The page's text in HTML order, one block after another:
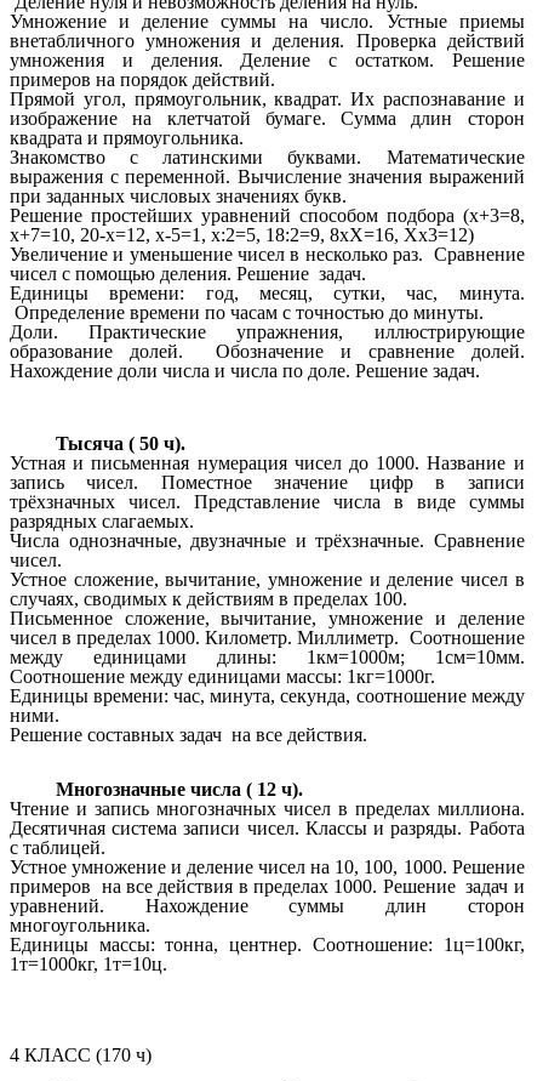
Умножение и деление суммы на число. Устные приемы
внетабличного умножения и деления. Проверка действий
умножения и деления. Деление с остатком. Решение
примеров на порядок действий.
Прямой угол, прямоугольник, квадрат. Их распознавание и
изображение на клетчатой бумаге. Сумма длин сторон
квадрата и прямоугольника.
Знакомство с латинскими буквами. Математические
выражения с переменной. Вычисление значения выражений
при заданных числовых значениях букв.
Решение простейших уравнений способом подбора (х+3=8,
х+7=10, 20-х=12, х-5=1, х:2=5, 18:2=9, 8хХ=16, Хх3=12)
Увеличение и уменьшение чисел в несколько раз. Сравнение
чисел с помощью деления. Решение задач.
Единицы времени: год, месяц, сутки, час, минута.
Определение времени по часам с точностью до минуты.
Доли. Практические упражнения, иллюстрирующие
образование долей. Обозначение и сравнение долей.
Нахождение доли числа и числа по доле. Решение задач.
Тысяча ( 50 ч).
Устная и письменная нумерация чисел до 1000. Название и
запись чисел. Поместное значение цифр в записи
трёхзначных чисел. Представление числа в виде суммы
разрядных слагаемых.
Числа однозначные, двузначные и трёхзначные. Сравнение
чисел.
Устное сложение, вычитание, умножение и деление чисел в
случаях, сводимых к действиям в пределах 100.
Письменное сложение, вычитание, умножение и деление
чисел в пределах 1000. Километр. Миллиметр. Соотношение
между единицами длины: 1км=1000м; 1см=10мм.
Соотношение между единицами массы: 1кг=1000г.
Единицы времени: час, минута, секунда, соотношение между
ними.
Решение составных задач на все действия.
Многозначные числа ( 12 ч).
Чтение и запись многозначных чисел в пределах миллиона.
Десятичная система записи чисел. Классы и разряды. Работа
с таблицей.
Устное умножение и деление чисел на 10, 100, 1000. Решение
примеров на все действия в пределах 1000. Решение задач и
уравнений. Нахождение суммы длин сторон
многоугольника.
Единицы массы: тонна, центнер. Соотношение: 1ц=100кг,
1т=1000кг, 1т=10ц.
4 КЛАСС (170 ч)